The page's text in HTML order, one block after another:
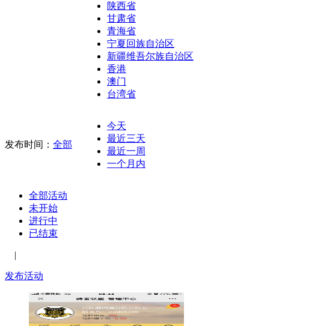
陕西省
甘肃省
青海省
宁夏回族自治区
新疆维吾尔族自治区
香港
澳门
台湾省
发布时间： 全部
今天
最近三天
最近一周
一个月内
全部活动
未开始
进行中
已结束
|
发布活动